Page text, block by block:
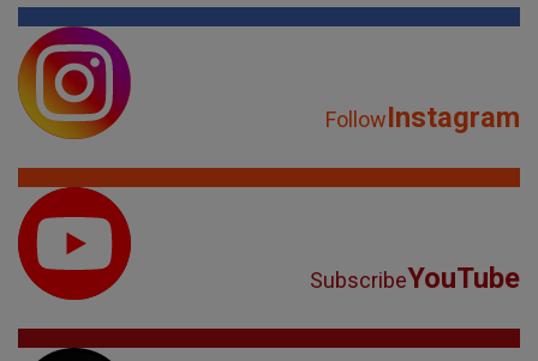
FollowInstagram
SubscribeYouTube